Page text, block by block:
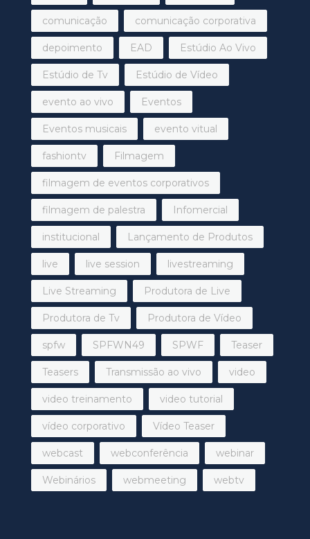
comunicação comunicação corporativa
depoimento EAD Estúdio Ao Vivo
Estúdio de Tv Estúdio de Vídeo
evento ao vivo Eventos
Eventos musicais evento vitual
fashiontv Filmagem
filmagem de eventos corporativos
filmagem de palestra Infomercial
institucional Lançamento de Produtos
live live session livestreaming
Live Streaming Produtora de Live
Produtora de Tv Produtora de Vídeo
spfw SPFWN49 SPWF Teaser
Teasers Transmissão ao vivo video
video treinamento video tutorial
vídeo corporativo Vídeo Teaser
webcast webconferência webinar
Webinários webmeeting webtv